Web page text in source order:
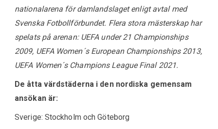
nationalarena för damlandslaget enligt avtal med
Svenska Fotbollförbundet. Flera stora mästerskap har
spelats på arenan: UEFA under 21 Championships
2009, UEFA Women´s European Championships 2013,
UEFA Women´s Champions League Final 2021.
De åtta värdstäderna i den nordiska gemensam
ansökan är:
Sverige: Stockholm och Göteborg